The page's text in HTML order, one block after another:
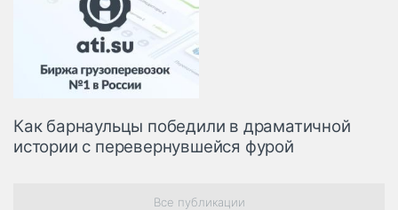
Как барнаульцы победили в драматичной
истории с перевернувшейся фурой
Все публикации